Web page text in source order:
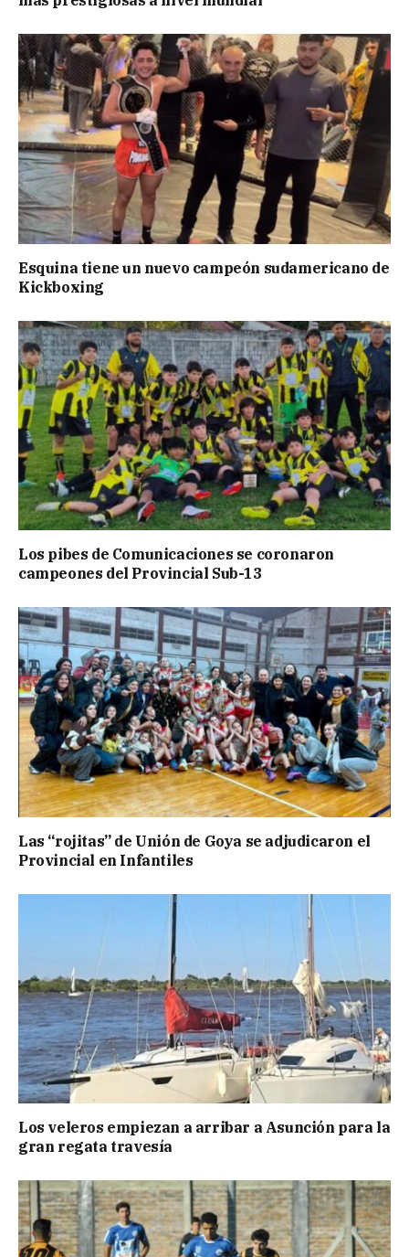
Esquina tiene un nuevo campeón sudamericano de
Kickboxing
Los pibes de Comunicaciones se coronaron
campeones del Provincial Sub-13
Las “rojitas” de Unión de Goya se adjudicaron el
Provincial en Infantiles
Los veleros empiezan a arribar a Asunción para la
gran regata travesía